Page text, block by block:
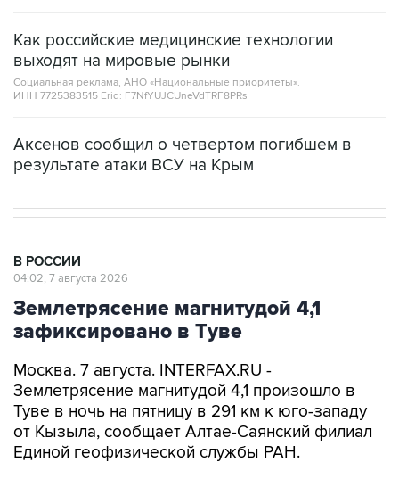
Как российские медицинские технологии
выходят на мировые рынки
Социальная реклама, АНО «Национальные приоритеты».
ИНН 7725383515 Erid: F7NfYUJCUneVdTRF8PRs
Аксенов сообщил о четвертом погибшем в
результате атаки ВСУ на Крым
В РОССИИ
04:02, 7 августа 2026
Землетрясение магнитудой 4,1
зафиксировано в Туве
Москва. 7 августа. INTERFAX.RU -
Землетрясение магнитудой 4,1 произошло в
Туве в ночь на пятницу в 291 км к юго-западу
от Кызыла, сообщает Алтае-Саянский филиал
Единой геофизической службы РАН.